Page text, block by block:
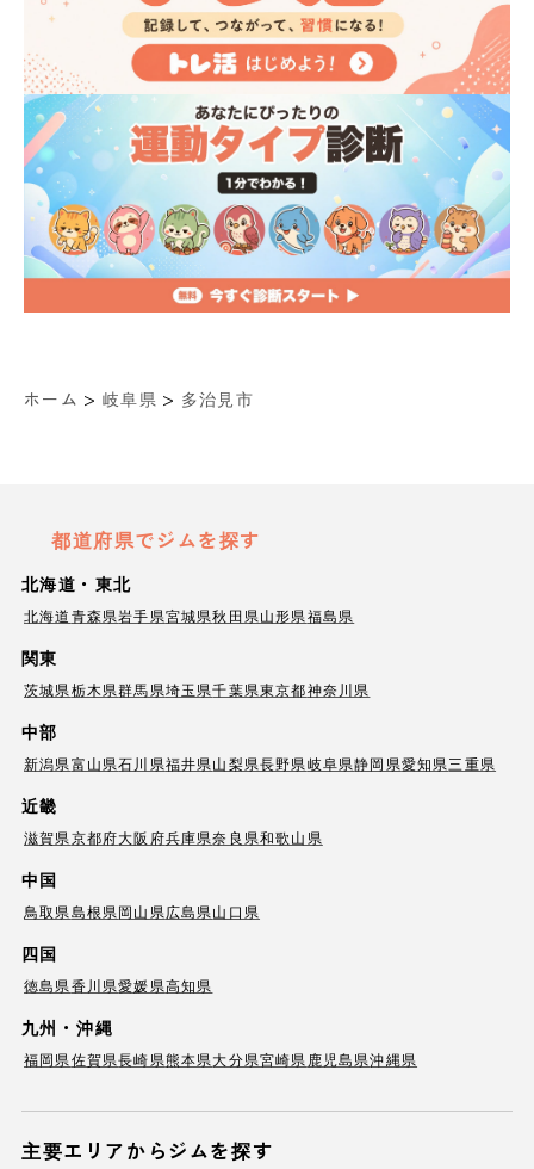
ホーム > 岐阜県 > 多治見市
都道府県でジムを探す
北海道・東北
北海道青森県岩手県宮城県秋田県山形県福島県
関東
茨城県栃木県群馬県埼玉県千葉県東京都神奈川県
中部
新潟県富山県石川県福井県山梨県長野県岐阜県静岡県愛知県三重県
近畿
滋賀県京都府大阪府兵庫県奈良県和歌山県
中国
鳥取県島根県岡山県広島県山口県
四国
徳島県香川県愛媛県高知県
九州・沖縄
福岡県佐賀県長崎県熊本県大分県宮崎県 鹿児島県沖縄県
主要エリアからジムを探す